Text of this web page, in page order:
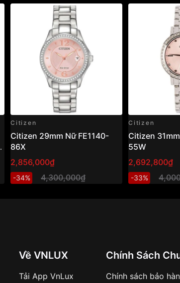
Citizen
Citizen 29mm Nữ FE1140-
86X
2,856,000₫
-34% 4,300,000₫
Citizen
Citizen
55W
2,692,800₫
-33%
Về VNLUX
Tải App VnLux
Chính Sách
Chính sách bảo